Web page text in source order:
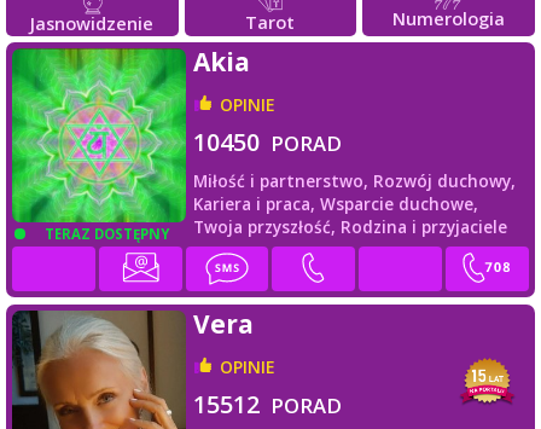
Jasnowidzenie Tarot Numerologia
TERAZ DOSTĘPNY
Akia
OPINIE
10450 PORAD
Miłość i partnerstwo, Rozwój duchowy,
Kariera i praca, Wsparcie duchowe,
Twoja przyszłość, Rodzina i przyjaciele
Vera
OPINIE
15512 PORAD